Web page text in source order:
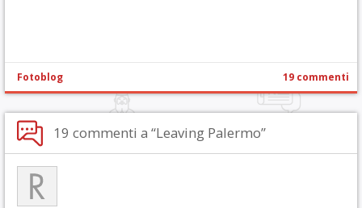
Fotoblog 19 commenti
19 commenti a “Leaving Palermo”